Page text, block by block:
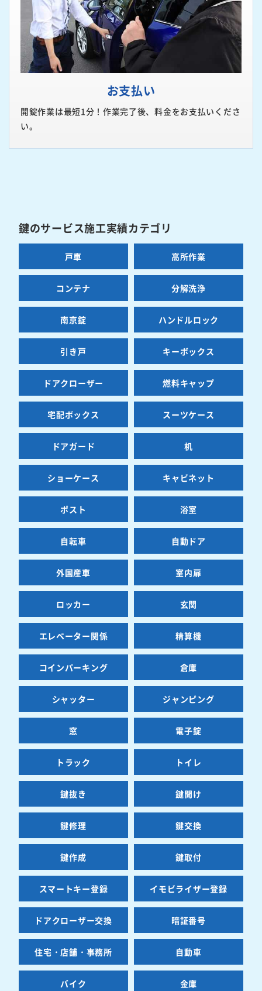
お支払い
開錠作業は最短1分！作業完了後、料金をお支払いくださ
い。
鍵のサービス施工実績カテゴリ
戸車 高所作業
コンテナ 分解洗浄
南京錠 ハンドルロック
引き戸 キーボックス
ドアクローザー 燃料キャップ
宅配ボックス スーツケース
ドアガード 机
ショーケース キャビネット
ポスト 浴室
自転車 自動ドア
外国産車 室内扉
ロッカー 玄関
エレベーター関係 精算機
コインパーキング 倉庫
シャッター ジャンピング
窓 電子錠
トラック トイレ
鍵抜き 鍵開け
鍵修理 鍵交換
鍵作成 鍵取付
スマートキー登録 イモビライザー登録
ドアクローザー交換 暗証番号
住宅・店舗・事務所 自動車
バイク 金庫